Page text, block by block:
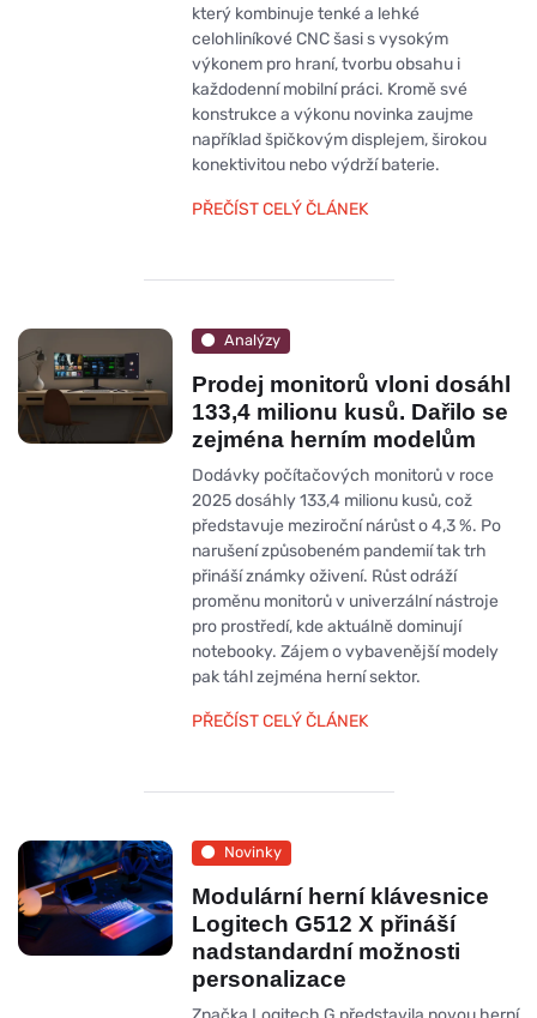
který kombinuje tenké a lehké
celohliníkové CNC šasi s vysokým
výkonem pro hraní, tvorbu obsahu i
každodenní mobilní práci. Kromě své
konstrukce a výkonu novinka zaujme
například špičkovým displejem, širokou
konektivitou nebo výdrží baterie.
PŘEČÍST CELÝ ČLÁNEK
Analýzy
Prodej monitorů vloni dosáhl
133,4 milionu kusů. Dařilo se
zejména herním modelům
Dodávky počítačových monitorů v roce
2025 dosáhly 133,4 milionu kusů, což
představuje meziroční nárůst o 4,3 %. Po
narušení způsobeném pandemií tak trh
přináší známky oživení. Růst odráží
proměnu monitorů v univerzální nástroje
pro prostředí, kde aktuálně dominují
notebooky. Zájem o vybavenější modely
pak táhl zejména herní sektor.
PŘEČÍST CELÝ ČLÁNEK
Novinky
Modulární herní klávesnice
Logitech G512 X přináší
nadstandardní možnosti
personalizace